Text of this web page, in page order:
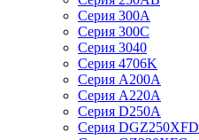
Серия 300А
Серия 300С
Серия 3040
Серия 4706K
Серия A200A
Серия A220A
Серия D250A
Серия DGZ250XFD